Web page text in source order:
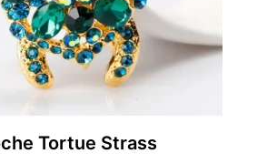
Tortue Strass